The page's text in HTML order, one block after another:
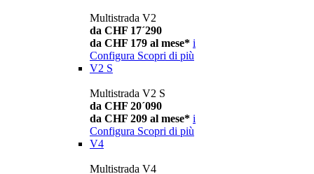
Multistrada V2
da CHF 17´290
da CHF 179 al mese* i
Configura Scopri di più
V2 S
Multistrada V2 S
da CHF 20´090
da CHF 209 al mese* i
Configura Scopri di più
V4
Multistrada V4